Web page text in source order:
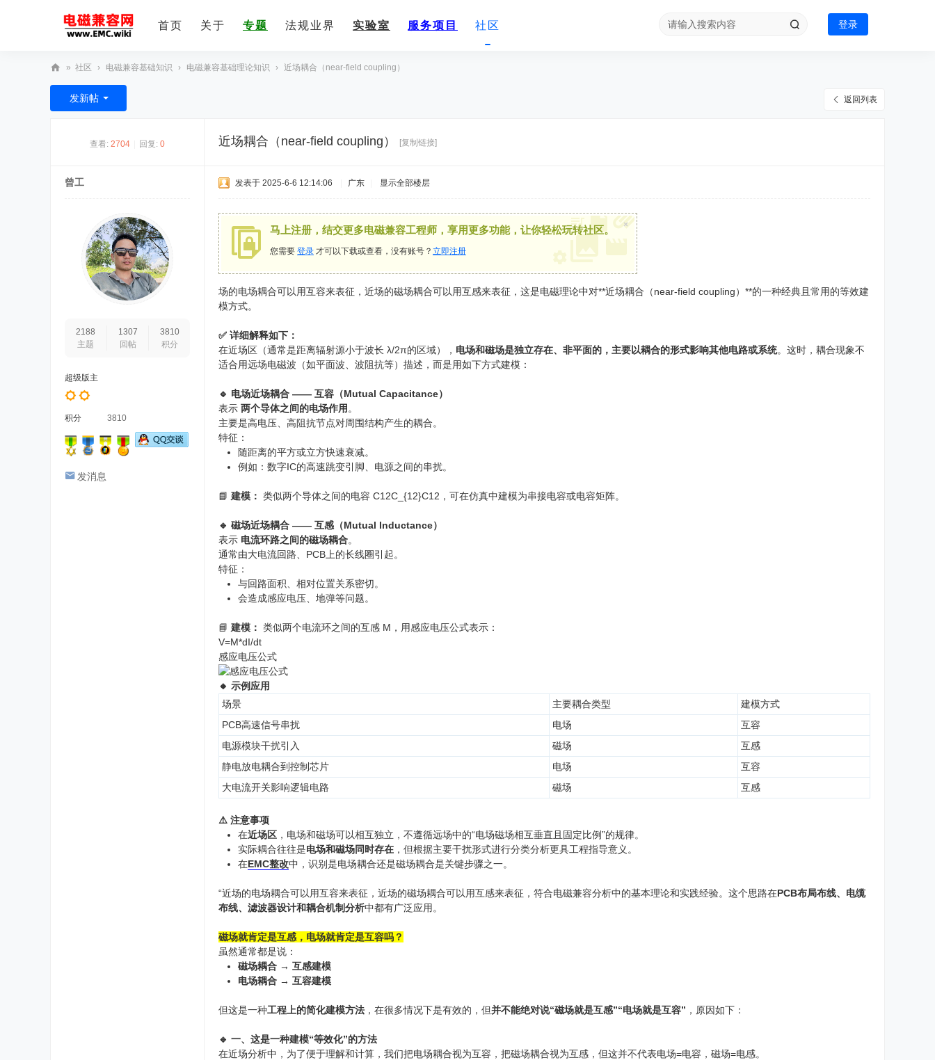
首页 关于 专题 法规业界 实验室 服务项目 社区 登录
E
» 社区 › 电磁兼容基础知识 › 电磁兼容基础理论知识 › 近场耦合（near-field coupling）
返回列表
发新帖
查看: 2704 回复: 0 近场耦合（near-field coupling） [复制链接]
曾工
2188
主题
1307
回帖
3810
积分
超级版主
积分 3810
发消息
发表于 2025-6-6 12:14:06 广东 显示全部楼层
马上注册，结交更多电磁兼容工程师，享用更多功能，让你轻松玩转社区。
您需要 登录 才可以下载或查看，没有账号？ 立即注册
×
场的电场耦合可以用互容来表征，近场的磁场耦合可以用互感来表征，这是电磁理论中对**近场耦合（near-field coupling）**的一种经典且常用的等效建
模方式。
✅ 详细解释如下：
在近场区（通常是距离辐射源小于波长 λ/2π的区域）， 电场和磁场是独立存在、非平面的，主要以耦合的形式影响其他电路或系统。这时，耦合现象不
适合用远场电磁波（如平面波、波阻抗等）描述，而是用如下方式建模：
🔹 电场近场耦合 —— 互容（Mutual Capacitance）
表示 两个导体之间的电场作用 。
主要是高电压、高阻抗节点对周围结构产生的耦合。
特征：
随距离的平方或立方快速衰减。
例如：数字IC的高速跳变引脚、电源之间的串扰。
📘 建模： 类似两个导体之间的电容 C12C_{12}C12​，可在仿真中建模为串接电容或电容矩阵。
🔹 磁场近场耦合 —— 互感（Mutual Inductance）
表示 电流环路之间的磁场耦合。
通常由大电流回路、PCB上的长线圈引起。
特征：
与回路面积、相对位置关系密切。
会造成感应电压、地弹等问题。
📘 建模： 类似两个电流环之间的互感 M，用感应电压公式表示：
V=M*dI/dt
感应电压公式
🔸 示例应用
场景
主要耦合类型
建模方式
PCB高速信号串扰
电场
互容
电源模块干扰引入
磁场
互感
静电放电耦合到控制芯片
电场
互容
大电流开关影响逻辑电路
磁场 互感
⚠️ 注意事项
在近场区 ，电场和磁场可以相互独立，不遵循远场中的“电场磁场相互垂直且固定比例”的规律。
实际耦合往往是电场和磁场同时存在 ，但根据主要干扰形式进行分类分析更具工程指导意义。
在EMC整改中，识别是电场耦合还是磁场耦合是关键步骤之一。
“近场的电场耦合可以用互容来表征，近场的磁场耦合可以用互感来表征，符合电磁兼容分析中的基本理论和实践经验。这个思路在PCB布局布线、电缆
布线、滤波器设计和耦合机制分析中都有广泛应用。
磁场就肯定是互感，电场就肯定是互容吗？
虽然通常都是说：
磁场耦合 → 互感建模
电场耦合 → 互容建模
但这是一种工程上的简化建模方法 ，在很多情况下是有效的，但并不能绝对说“磁场就是互感”“电场就是互容” ，原因如下：
🔹 一、这是一种建模“等效化”的方法
在近场分析中，为了便于理解和计算，我们把电场耦合视为互容，把磁场耦合视为互感，但这并不代表电场=电容，磁场=电感。